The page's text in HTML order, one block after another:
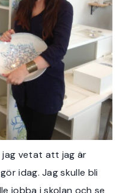
vetat att jag är
idag. Jag skulle bli
jobba i skolan och se